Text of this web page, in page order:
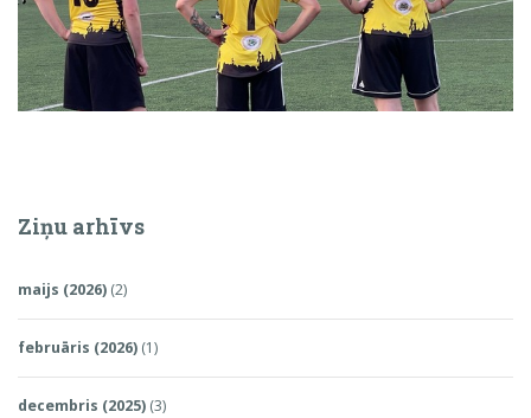
Ziņu arhīvs
maijs (2026) (2)
februāris (2026) (1)
decembris (2025) (3)